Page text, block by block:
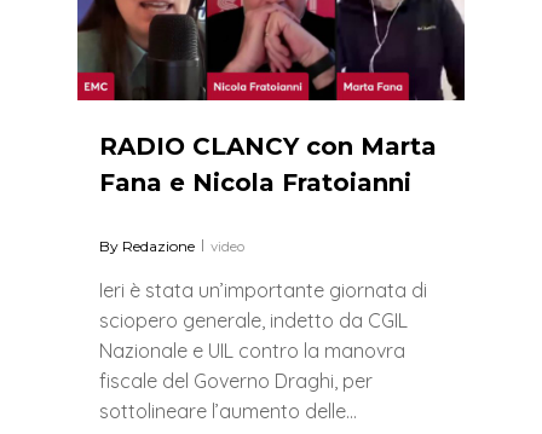
RADIO CLANCY con Marta
Fana e Nicola Fratoianni
By Redazione video
Ieri è stata un’importante giornata di
sciopero generale, indetto da CGIL
Nazionale e UIL contro la manovra
fiscale del Governo Draghi, per
sottolineare l’aumento delle…